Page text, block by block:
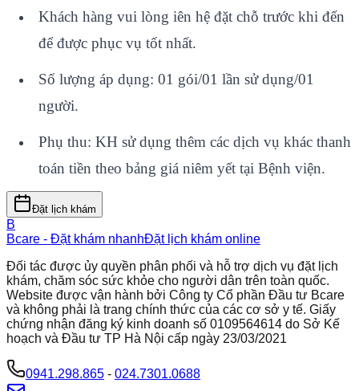
Khách hàng vui lòng iên hệ đặt chỗ trước khi đến
để được phục vụ tốt nhất.
Số lượng áp dụng: 01 gói/01 lần sử dụng/01
người.
Phụ thu: KH sử dụng thêm các dịch vụ khác thanh
toán tiền theo bảng giá niêm yết tại Bệnh viện.
Đặt lịch khám
B
Bcare - Đặt khám nhanhĐặt lịch khám online
Đối tác được ủy quyền phân phối và hỗ trợ dịch vụ đặt lịch
khám, chăm sóc sức khỏe cho người dân trên toàn quốc.
Website được vận hành bởi Công ty Cổ phần Đầu tư Bcare
và không phải là trang chính thức của các cơ sở y tế. Giấy
chứng nhận đăng ký kinh doanh số 0109564614 do Sở Kế
hoạch và Đầu tư TP Hà Nội cấp ngày 23/03/2021
0941.298.865 - 024.7301.0688